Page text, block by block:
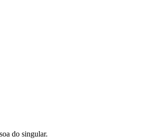
do singular.